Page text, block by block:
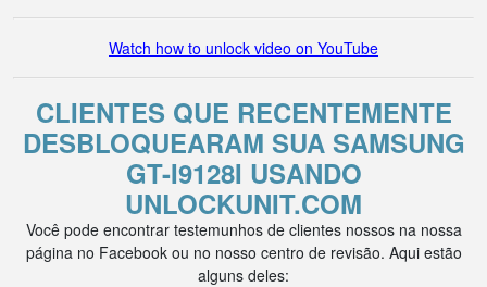
Watch how to unlock video on YouTube
CLIENTES QUE RECENTEMENTE
DESBLOQUEARAM SUA SAMSUNG
GT-I9128I USANDO
UNLOCKUNIT.COM
Você pode encontrar testemunhos de clientes nossos na nossa
página no Facebook ou no nosso centro de revisão. Aqui estão
alguns deles: